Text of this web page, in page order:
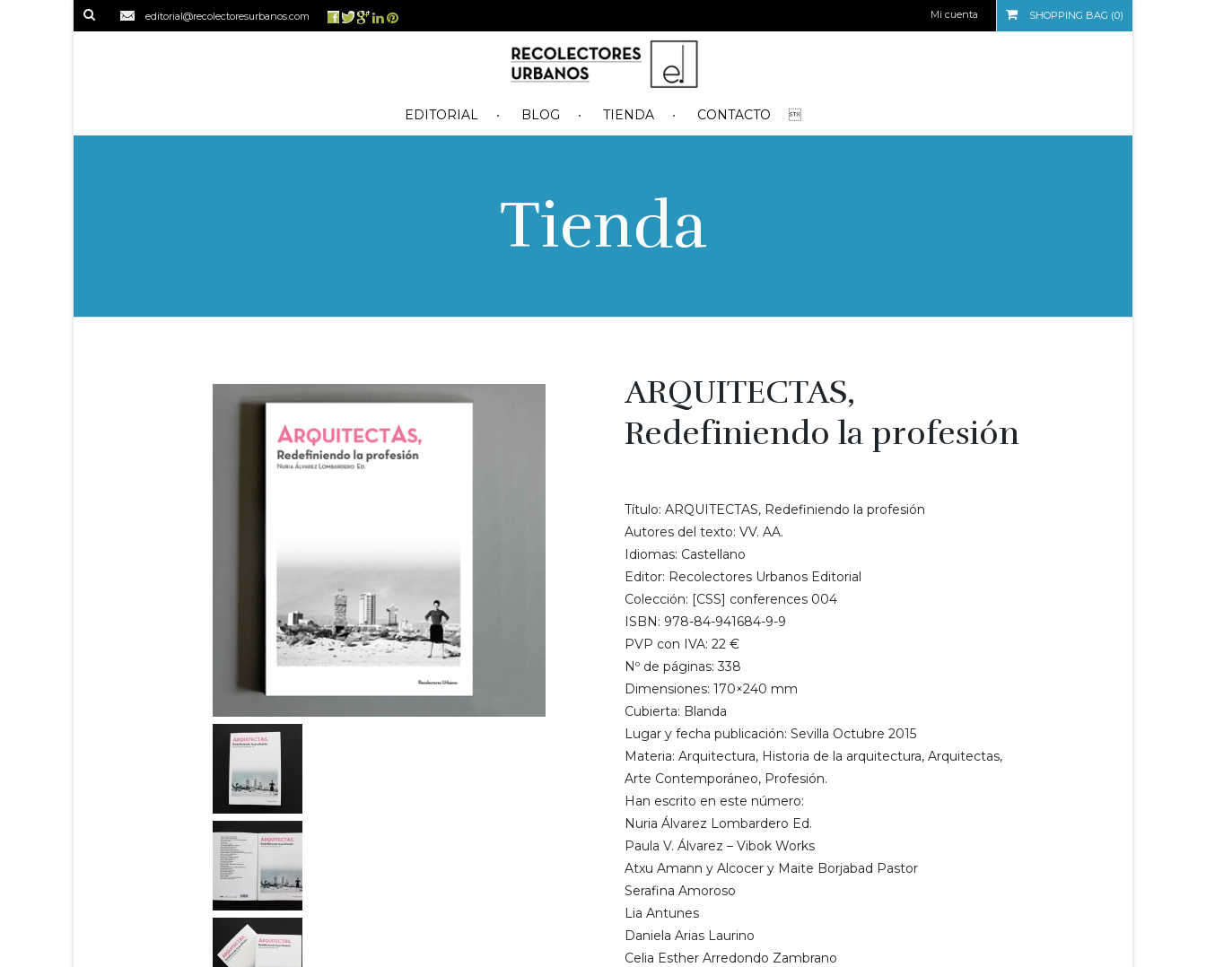
editorial@recolectoresurbanos.com SHOPPING BAG (0)
Mi cuenta
EDITORIAL BLOG TIENDA CONTACTO
Tienda
ARQUITECTAS,
Redefiniendo la profesión
Título: ARQUITECTAS, Redefiniendo la profesión
Autores del texto: VV. AA.
Idiomas: Castellano
Editor: Recolectores Urbanos Editorial
Colección: [CSS] conferences 004
ISBN: 978-84-941684-9-9
PVP con IVA: 22 €
Nº de páginas: 338
Dimensiones: 170×240 mm
Cubierta: Blanda
Lugar y fecha publicación: Sevilla Octubre 2015
Materia: Arquitectura, Historia de la arquitectura, Arquitectas,
Arte Contemporáneo, Profesión.
Han escrito en este número:
Nuria Álvarez Lombardero Ed.
Paula V. Álvarez – Vibok Works
Atxu Amann y Alcocer y Maite Borjabad Pastor
Serafina Amoroso
Lia Antunes
Daniela Arias Laurino
Celia Esther Arredondo Zambrano